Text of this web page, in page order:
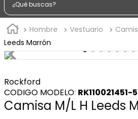
Hombre Vestuario
Leeds Marrón
Rockford
: RK110021451-
Camisa M/L H Leeds
TÉRMINOS MÁS BUSCADOS
1.
zapatos
4.
camisa
5.
medias